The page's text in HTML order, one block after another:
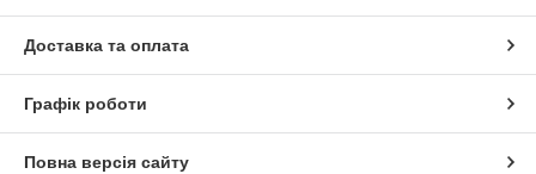
Доставка та оплата
Графік роботи
Повна версія сайту